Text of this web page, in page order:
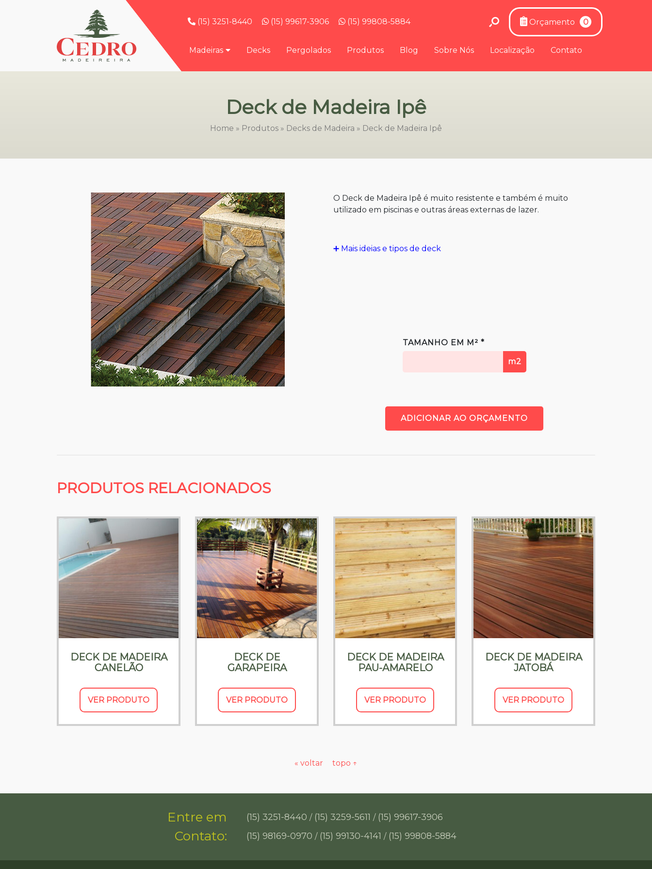
(15) 3251-8440 (15) 99617-3906 (15) 99808-5884 Orçamento 0
Madeiras Decks Pergolados Produtos Blog Sobre Nós Localização Contato
Deck de Madeira Ipê
Home » Produtos » Decks de Madeira » Deck de Madeira Ipê
O Deck de Madeira Ipê é muito resistente e também é muito
utilizado em piscinas e outras áreas externas de lazer.
➕ Mais ideias e tipos de deck
TAMANHO EM M² *
m2
ADICIONAR AO ORÇAMENTO
PRODUTOS RELACIONADOS
DECK DE MADEIRA
CANELÃO
VER PRODUTO
DECK DE
GARAPEIRA
VER PRODUTO
DECK DE MADEIRA
PAU-AMARELO
VER PRODUTO
DECK DE MADEIRA
JATOBÁ
VER PRODUTO
« voltar topo ↑
Entre em
Contato:
(15) 3251-8440 / (15) 3259-5611 / (15) 99617-3906
(15) 98169-0970 / (15) 99130-4141 / (15) 99808-5884